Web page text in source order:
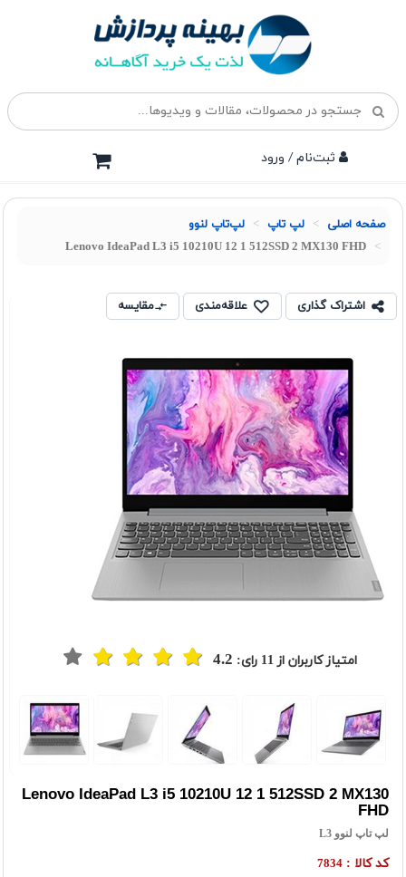
ثبت‌نام / ورود
صفحه اصلی لپ تاپ لپ‌تاپ لنوو
Lenovo IdeaPad L3 i5 10210U 12 1 512SSD 2 MX130 FHD
اشتراک گذاری علاقه‌مندی مقایسه
امتیاز کاربران از11 رای: 4.2
Lenovo IdeaPad L3 i5 10210U 12 1 512SSD 2 MX130
FHD
لپ تاپ لنوو L3
کد کالا : 7834